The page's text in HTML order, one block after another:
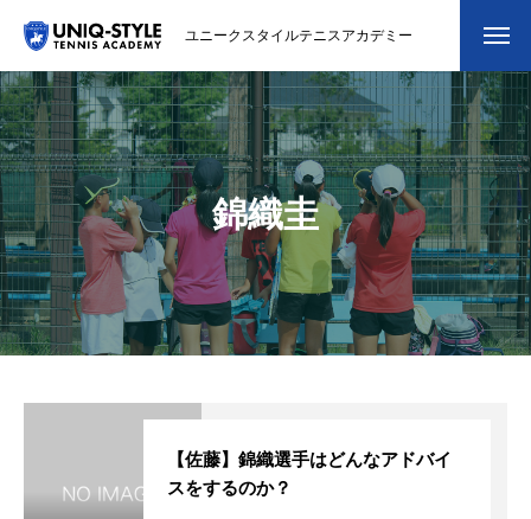
ユニークスタイルテニスアカデミー
初めての方
システム・クラス・料金
スクール紹介・コーチ紹介
大会・イベント
ブログ
会員専用ページ
錦織圭
【佐藤】錦織選手はどんなアドバイ
スをするのか？